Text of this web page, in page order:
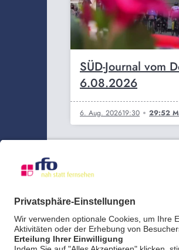
SÜD-Journal vom
6.08.2026
6. Aug. 202619:30 29:52